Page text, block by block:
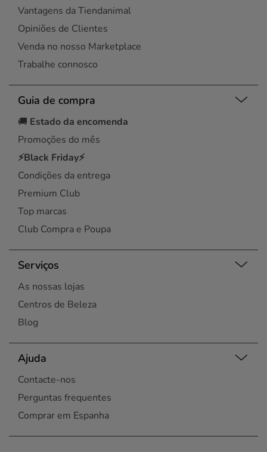
Vantagens da Tiendanimal
Opiniões de Clientes
Venda no nosso Marketplace
Trabalhe connosco
Guia de compra
🚚 Estado da encomenda
Promoções do mês
⚡Black Friday⚡
Condições da entrega
Premium Club
Top marcas
Club Compra e Poupa
Serviços
As nossas lojas
Centros de Beleza
Blog
Ajuda
Contacte-nos
Perguntas frequentes
Comprar em Espanha